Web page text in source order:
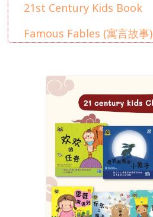
21st Century Kids Book
Famous Fables (寓言故事)